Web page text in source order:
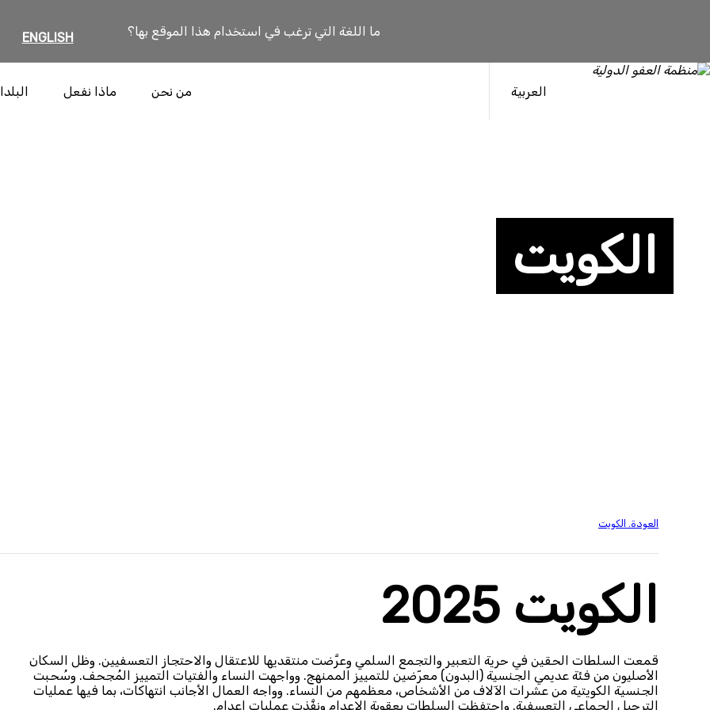
ما اللغة التي ترغب في استخدام هذا الموقع بها؟ ENGLISH
العربية من نحن ماذا نفعل
الكويت
العودة. الكويت
الكويت 2025
قمعت السلطات الحقين في حرية التعبير والتجمع السلمي وعرَّضت منتقديها للاعتقال والاحتجاز التعسفيين. وظل السكان
الأصليون من فئة عديمي الجنسية (البدون) معرّضين للتمييز الممنهج. وواجهت النساء والفتيات التمييز المُجحف. وسُحبت
الجنسية الكويتية من عشرات الآلاف من الأشخاص، معظمهم من النساء. وواجه العمال الأجانب انتهاكات، بما فيها عمليات
الترحيل الجماعي التعسفية. واحتفظت السلطات بعقوبة الإعدام ونفَّذت عمليات إعدام.